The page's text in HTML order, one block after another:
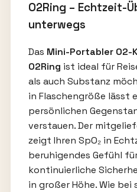
O2Ring – Echtzeit-
unterwegs
Das Mini-Portabler
O2Ring ist ideal für
als auch Substanz
in Flaschengröße lässt
persönlichen
verstauen. Der
zeigt Ihren SpO₂ in
beruhigendes Gefühl
kontinuierliche
in großer Höhe. Wie bei